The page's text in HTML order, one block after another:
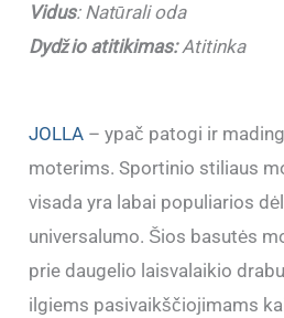
Vidus: Natūrali oda
Dydžio atitikimas:Atitinka
JOLLA – ypač patogi ir
moterims. Sportinio stiliaus
visada yra labai populiarios
universalumo. Šios basutės
prie daugelio laisvalaikio
ilgiems pasivaikščiojimams